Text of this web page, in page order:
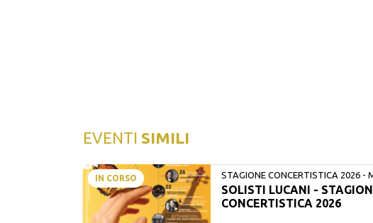
EVENTI SIMILI
IN CORSO
STAGIONE CONCERTISTICA 2026 -
LUCANI
SOLISTI LUCANI -
CONCERTISTICA 2026